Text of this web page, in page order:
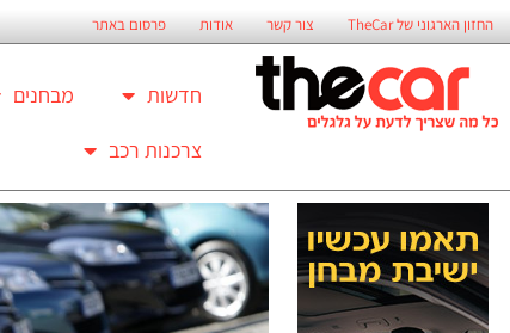
החזון הארגוני של TheCar צור קשר אודות פרסום באתר
חדשות מבחנים
צרכנות רכב